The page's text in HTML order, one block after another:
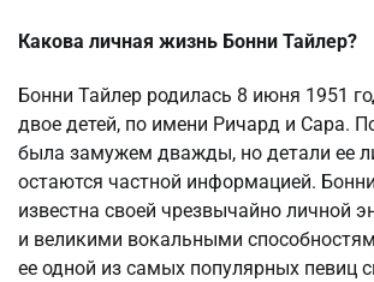
Какова личная жизнь Бонни Тайлер?
Бонни Тайлер родилась 8 июня 1951
двое детей, по имени Ричард и Сара.
была замужем дважды, но детали ее
остаются частной информацией.
известна своей чрезвычайно личной
и великими вокальными
ее одной из самых популярных певиц